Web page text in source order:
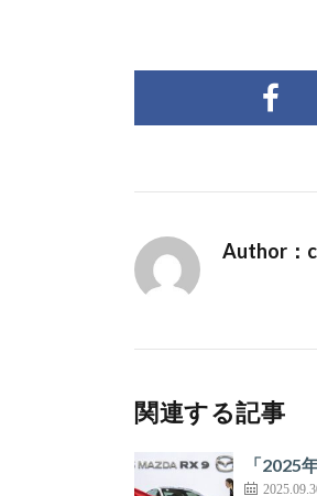
Author：
関連する記事
「2025